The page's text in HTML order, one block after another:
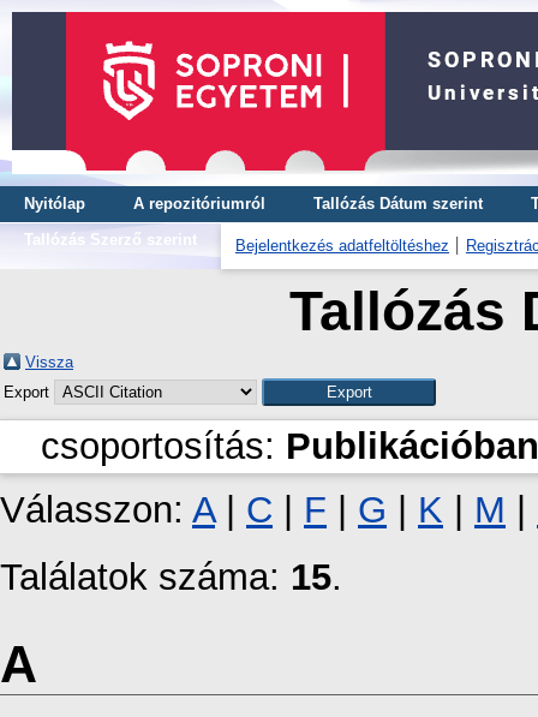
Nyitólap A repozitóriumról Tallózás Dátum szerint
Tallózás Szerző szerint
Bejelentkezés adatfeltöltéshez
Tallózás
Vissza
Export
csoportosítás:
Válasszon: A| C F G K M
Találatok száma: 15.
A